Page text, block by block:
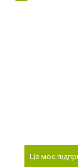
Це моє